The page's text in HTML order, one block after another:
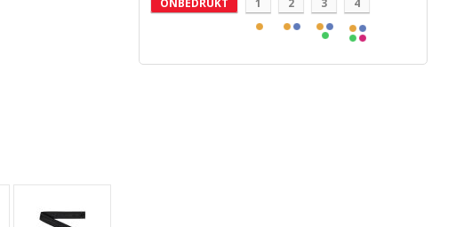
ONBEDRUKT 1 2 3 4